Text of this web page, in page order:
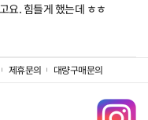
요. 힘들게 했는데 ㅎㅎ
제휴문의 대량구매문의